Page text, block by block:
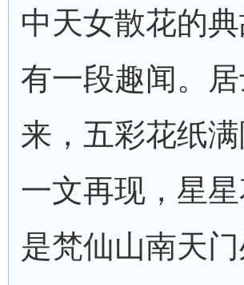
中天女散花的
有一段趣闻。
来，五彩花纸
一文再现，星
是梵仙山南天